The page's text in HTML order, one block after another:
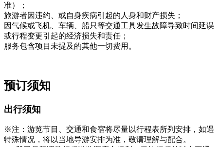
准）；
旅游者因违约、或自身疾病引起的人身和财产损失；
因气候或飞机、车辆、船只等交通工具发生故障导致时间延误
或行程变更引起的经济损失和责任；
服务包含项目未提及的其他一切费用。
预订须知
出行须知
※注：游览节目、交通和食宿将尽量以行程表所列安排，如遇
特殊情况，将以当地导游安排为准，敬请理解与配合。